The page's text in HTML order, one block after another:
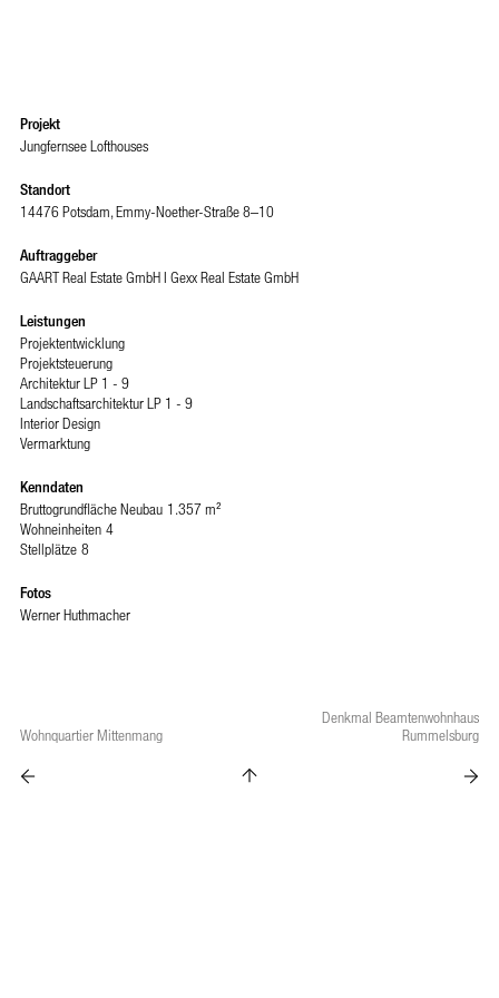
Projekt
Jungfernsee Lofthouses
Standort
14476 Potsdam, Emmy-Noether-Straße 8–10
Auftraggeber
GAART Real Estate GmbH I Gexx Real Estate GmbH
Leistungen
Projektentwicklung
Projektsteuerung
Architektur LP 1 - 9
Landschaftsarchitektur LP 1 - 9
Interior Design
Vermarktung
Kenndaten
Bruttogrundfläche Neubau 1.357 m²
Wohneinheiten 4
Stellplätze 8
Fotos
Werner Huthmacher
Wohnquartier Mittenmang
Denkmal Beamtenwohnhaus
Rummelsburg